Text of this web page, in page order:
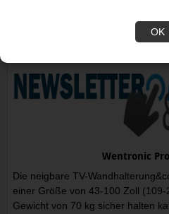
OK
Wentronic
Die neigbare TV-
einer Größe von 43-100 Zoll
Gewicht von 70 kg sicher halten